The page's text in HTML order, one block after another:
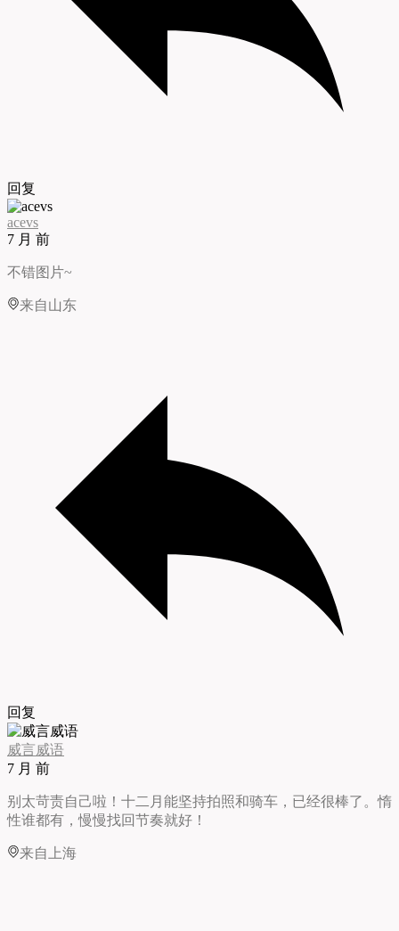
回复
acevs
7 月 前
不错图片~
来自山东
回复
威言威语
7 月 前
别太苛责自己啦！十二月能坚持拍照和骑车，已经很棒了。惰
性谁都有，慢慢找回节奏就好！
来自上海